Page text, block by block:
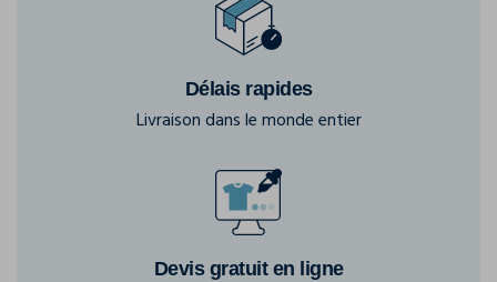
Délais rapides
Livraison dans le monde entier
Devis gratuit en ligne